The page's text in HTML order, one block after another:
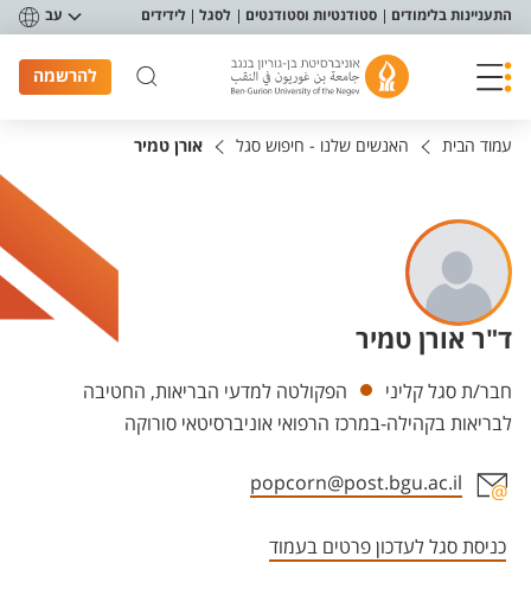
תפריט נגישות
התעניינות בלימודים סטודנטיות וסטודנטים לסגל לידידים עב
להרשמה
עמוד הבית האנשים שלנו - חיפוש סגל אורן טמיר
ד"ר אורן טמיר
יחידות
חבר/ת סגל קליני
הפקולטה למדעי הבריאות, החטיבה
לבריאות בקהילה-במרכז הרפואי אוניברסיטאי סורוקה
popcorn@post.bgu.ac.il
כניסת סגל לעדכון פרטים בעמוד